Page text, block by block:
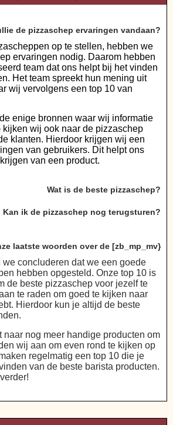
de pizzaschep ervaringen vandaan?
op te stellen, hebben we
ervaringen nodig. Daarom hebben
team dat ons helpt bij het vinden
Het team spreekt hun mening uit
wij vervolgens een top 10 van
enige bronnen waar wij informatie
wij ook naar de pizzaschep
klanten. Hierdoor krijgen wij een
van gebruikers. Dit helpt ons
van een product.
Wat is de beste pizzaschep?
Kan ik de pizzaschep nog terugsturen?
laatste woorden over de [zb_mp_mv}
concluderen dat we een goede
hebben opgesteld. Onze top 10 is
de beste pizzaschep voor jezelf te
te raden om goed te kijken naar
Hierdoor kun je altijd de beste
naar nog meer handige producten om
wij aan om even rond te kijken op
regelmatig een top 10 die je
van de beste barista producten.